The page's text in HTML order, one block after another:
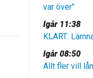
var över"
Igår 11:38
KLART:
Igår 08:50
Allt fler vill